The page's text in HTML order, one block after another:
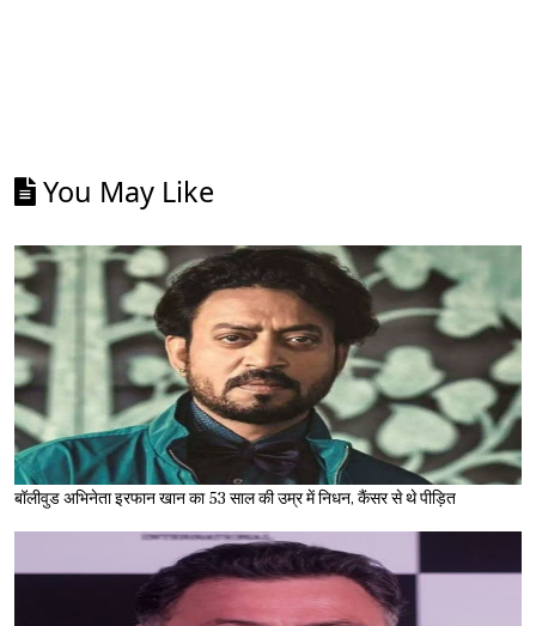
You May Like
बॉलीवुड अभिनेता इरफान खान का 53 साल की उम्र में निधन, कैंसर से थे पीड़ित